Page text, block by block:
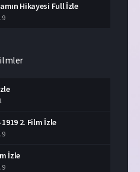
Hikayesi Full İzle
2. Film İzle
İzle